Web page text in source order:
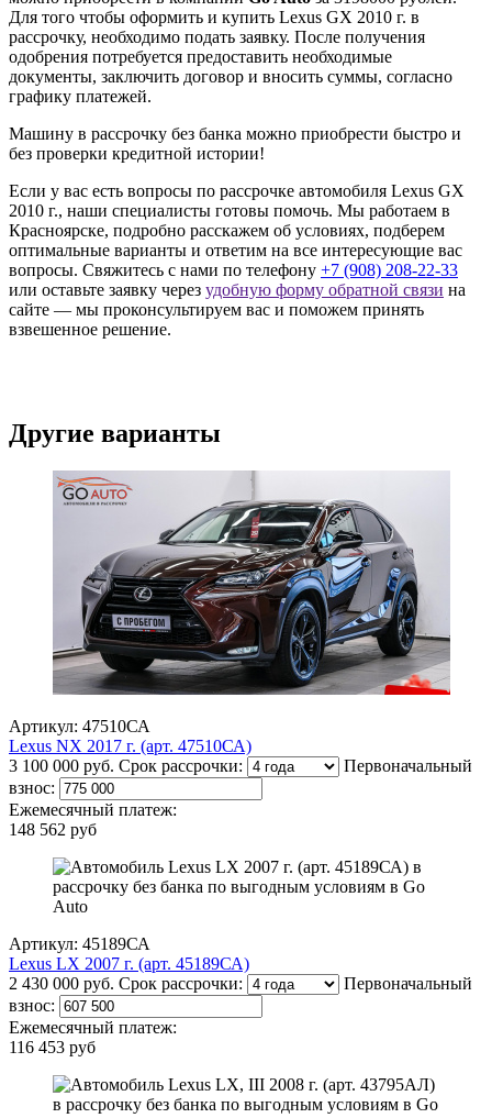
Для того чтобы оформить и купить Lexus GX 2010 г. в
рассрочку, необходимо подать заявку. После получения
одобрения потребуется предоставить необходимые
документы, заключить договор и вносить суммы, согласно
графику платежей.
Машину в рассрочку без банка можно приобрести быстро и
без проверки кредитной истории!
Если у вас есть вопросы по рассрочке автомобиля Lexus GX
2010 г., наши специалисты готовы помочь. Мы работаем в
Красноярске, подробно расскажем об условиях, подберем
оптимальные варианты и ответим на все интересующие вас
вопросы. Свяжитесь с нами по телефону +7 (908) 208-22-33
или оставьте заявку через удобную форму обратной связи на
сайте — мы проконсультируем вас и поможем принять
взвешенное решение.
Другие варианты
Артикул: 47510СА
Lexus NX 2017 г. (арт. 47510СА)
3 100 000 руб. Срок рассрочки:
Первоначальный
взнос:
Ежемесячный платеж:
148 562 руб
Артикул: 45189СА
Lexus LX 2007 г. (арт. 45189СА)
2 430 000 руб. Срок рассрочки:
Первоначальный
взнос:
Ежемесячный платеж:
116 453 руб